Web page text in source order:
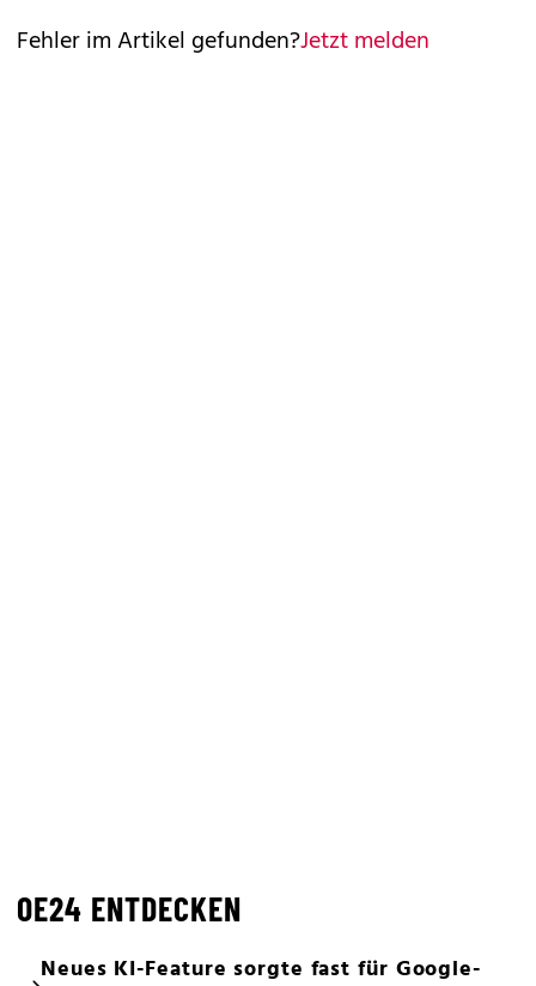
Fehler im Artikel gefunden?Jetzt melden
OE24 ENTDECKEN
Neues KI-Feature sorgte fast für Google-